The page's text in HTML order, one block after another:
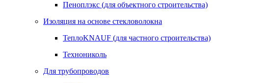
Пеноплэкс (для объектного строительства)
Изоляция на основе стекловолокна
ТеплоKNAUF (для частного строительства)
Технониколь
Для трубопроводов